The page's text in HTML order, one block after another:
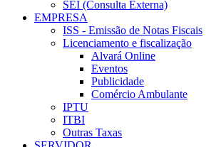
SEI (Consulta Externa)
EMPRESA
ISS - Emissão de Notas Fiscais
Licenciamento e fiscalização
Alvará Online
Eventos
Publicidade
Comércio Ambulante
IPTU
ITBI
Outras Taxas